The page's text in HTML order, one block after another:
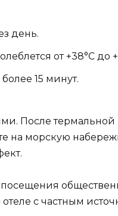
день.
от +38°C до
15 минут.
После
на морскую
с частным